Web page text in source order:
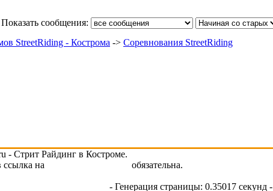
Показать сообщения:
StreetRiding - Кострома -> Соревнования StreetRiding
- Стрит Райдинг в Костроме.
ссылка на
обязательна.
- Генерация страницы: 0.35017 секунд -